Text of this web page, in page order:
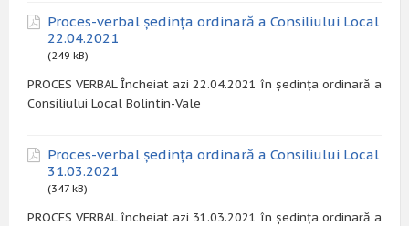
Proces-verbal ședința ordinară a Consiliului Local
22.04.2021
(249 kB)
PROCES VERBAL Încheiat azi 22.04.2021 în ședința ordinară a
Consiliului Local Bolintin-Vale
Proces-verbal ședința ordinară a Consiliului Local
31.03.2021
(347 kB)
PROCES VERBAL încheiat azi 31.03.2021 în ședința ordinară a